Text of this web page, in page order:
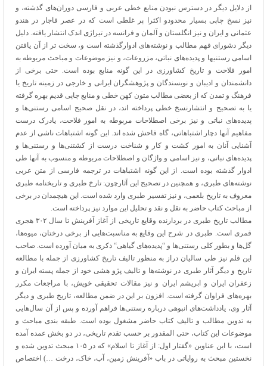
از دلایل دیگر در دسترس نبودن منابع خطی عربی و فارسی دوران‌های گذشته، و
نیز نسخ چاپی بسیار محدودو اکثرا پر غلطی است که در عصر قاجار در هندو
عثمانی و ایران و نیز انگلستان و آلمان و فرانسه در تیراژی اندک انتشار یافته. دلیل
دیگر دشورای فهم مطالب و نوشته‌های ادوارگذشته است و، سخت تر از آن یافتن
اسامی رستنیها و پدیده‌های نباتی، مزروعات، و نیز موضوعات و مباحث مربوطه به
امور فلاحت و تاریخ کشاورزی در این گونه منابع بوده است. حتی برخی از
دانشمندان و ادیبان و نویسندگان و پژوهشگران ایرانی و خارجی در زمینه تاریخ یا
فرهنگ و تمدن که از بعضی مطالب متون کهن خطی و منابع چاپی قدیم بهره گرفته
یا به تصحیح و انتشارنسخ خطی پرداخته اند، در نقل صحیح اسامی رستنی‌ها و
پدیده‌های نباتی و نیز برخی اصطلاحات مربوطه به امور فلاحت، یادرک درست
مفاهیم آنها دچار اشتباهاتی، گاه فاحش شده اند. این گونه اشتباهات ناشی از عدم
آشنایی آنان به امور کشت و کار و شناخت درست از کشتنی‌ها و رستنی‌ها و
پدیده‌های نباتی، و نیز اسامی و واژگان و اصطلاحات مربوطه و منسوب به آنها طی
ادوار گذشته بوده است. از این گونه اشتباهات در ترجمه فارسی از متن عربی
نوشته‌های طبری، و همچنین در تصحیح این آثارچون: تارخ طبری و تاریخنامه طبری
معروف به تاریخ بلعمی، و نیز تفسیر طبری وارد شده است. این هیچمدان در برخی
از مباحث کتاب حاضر به نقل و نقد و تحلیل این موارد نیز پرداخته است.
مطالب تاریخ طبری در بردارنده وقایع تاریخی از آغاز آفرینش تا سال ۳۰۲ هجری
قمری است. طبری در شرح این وقایع به مناسبت‌هایی از برخی درختان، میوه‌ها،
گل‌ها و بطور کلی رستنی‌ها و “پدیده‌های گیاهی“ ذکری به میان آورده است. صاحب
این قلم نیز طی سالیان دراز به منظور تالیف تاریخ کشاورزی از جمله با مطالعه
تاریخ و دیگر آثار طبری در نوشته‌ها و تالیف پژو هشی خود از جمله پسته ایران و
زعفران ایران و ابریشم ایران و نیز مقالات تحقیقی خویش، با مراجعات مکرر
بهره‌های فراوان گرفته است. افزون بر این در ضمن مطالعه، تاریخ طبری و دیگر
آثار وی، یادداشت‌های انبوهی درباره رستنی‌ها فراهم آورده و پس از آن سال‌هایی
به تدوین مطالب و تالیف کتاب حاضر مشغول بوده است. طبقه بندی مباحث و
موضوعات این کتاب، حتی المقدور بر حسب تقدم تاریخی، در دو بخش عمده آمده
است، با این عناوین «گفتار اول: از آغاز تا اسلام» که در ۱۰۵ مبحث تدوین شده و
نخستین مبحث به روایاتی در باب «آفرینش زمین، آب، خاک، درخت …) اختصاص